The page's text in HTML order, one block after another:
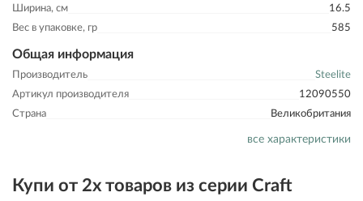
Ширина, см
16.5
Вес в упаковке, гр
585
Общая информация
Производитель
Steelite
Артикул производителя
12090550
Страна
Великобритания
все характеристики
Купи от 2х товаров из серии Craft